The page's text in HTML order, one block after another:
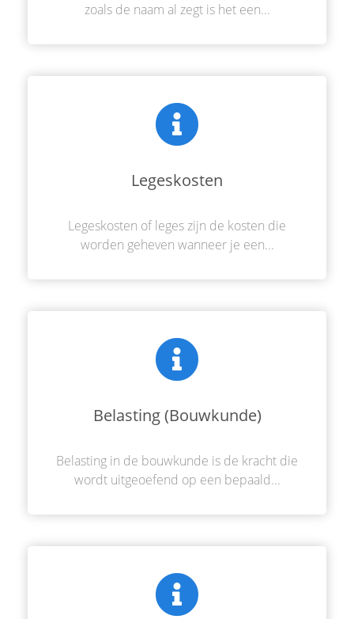
zoals de naam al zegt is het een...
Legeskosten
Legeskosten of leges zijn de kosten die
worden geheven wanneer je een...
Belasting (Bouwkunde)
Belasting in de bouwkunde is de kracht die
wordt uitgeoefend op een bepaald...